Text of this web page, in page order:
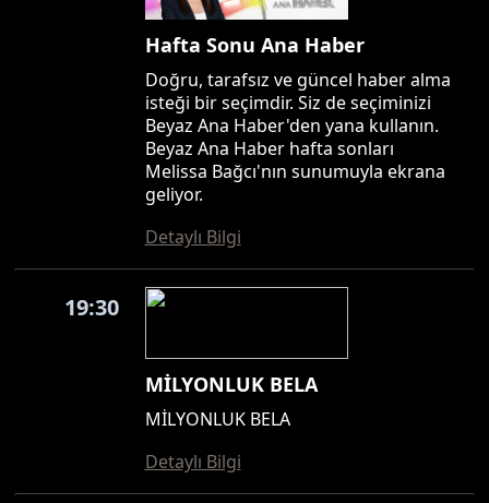
Hafta Sonu Ana Haber
Doğru, tarafsız ve güncel haber alma
isteği bir seçimdir. Siz de seçiminizi
Beyaz Ana Haber'den yana kullanın.
Beyaz Ana Haber hafta sonları
Melissa Bağcı'nın sunumuyla ekrana
geliyor.
Detaylı Bilgi
19:30
MİLYONLUK BELA
MİLYONLUK BELA
Detaylı Bilgi